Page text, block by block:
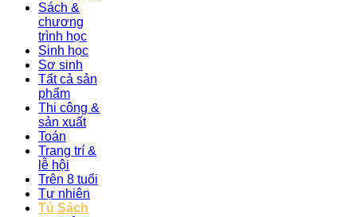
Sách &
chương
trình học
Sinh học
Sơ sinh
Tất cả sản
phẩm
Thi công &
sản xuất
Toán
Trang trí &
lễ hội
Trên 8 tuổi
Tự nhiên
Tủ Sách